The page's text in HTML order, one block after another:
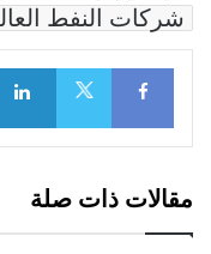
شركات النفط
Facebook
مقالات ذات صلة